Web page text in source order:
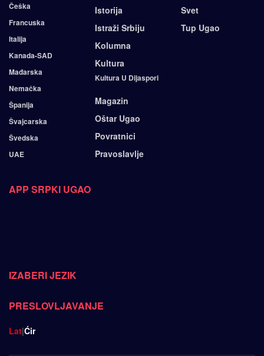
Češka
Francuska
Italija
Kanada-SAD
Mađarska
Nemačka
Španija
Švajcarska
Švedska
UAE
Istorija
Istraži Srbiju
Kolumna
Kultura
Kultura U Dijaspori
Magazin
Oštar Ugao
Povratnici
Pravoslavlje
Svet
Tup Ugao
APP SRPKI UGAO
IZABERI JEZIK
PRESLOVLJAVANJE
Lat|Ćir